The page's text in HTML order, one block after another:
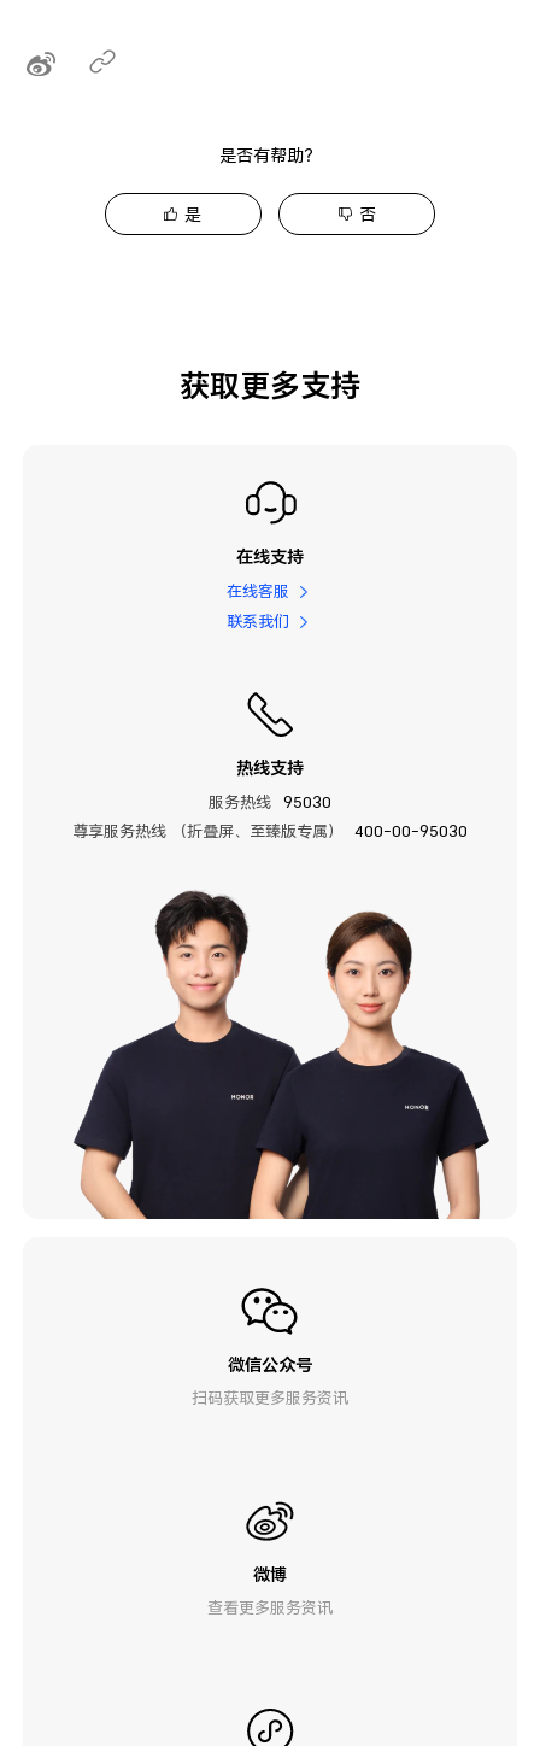
是否有帮助？
是 否
获取更多支持
在线支持
在线客服
联系我们
热线支持
服务热线
95030
尊享服务热线 （折叠屏、至臻版专属）
400-00-95030
微信公众号
扫码获取更多服务资讯
微博
查看更多服务资讯